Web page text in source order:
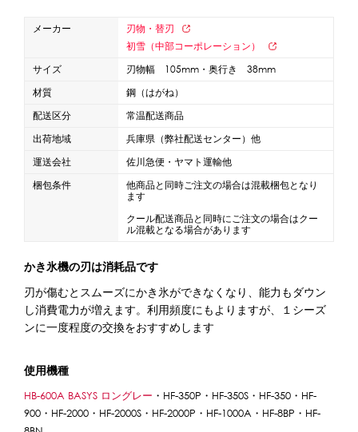
紙カップ プラスチックカップ
フラワーカップ
コップ型カップ
スプーン
スプーンストロー
フローズンドリンク材料
シロップ 冷凍フルーツ
ドリンクカップ・ストロー
ブレンダー・ミキサー
冷凍ストッカー
その他の機器・備品
販促
その他のPRアイテム
台湾かき氷「Snow-kiss（スノーキッス）」
メーカー
刃物・替刃
初雪（中部コーポレーション）
サイズ
刃物幅 105mm・奥行き 38mm
材質
鋼（はがね）
配送区分
常温配送商品
出荷地域
兵庫県（弊社配送センター）他
運送会社
佐川急便・ヤマト運輸他
梱包条件
他商品と同時ご注文の場合は混載梱包となり
ます
クール配送商品と同時にご注文の場合はクー
ル混載となる場合があります
かき氷機の刃は消耗品です
刃が傷むとスムーズにかき氷ができなくなり、能力もダウン
し消費電力が増えます。利用頻度にもよりますが、１シーズ
ンに一度程度の交換をおすすめします
使用機種
HB-600A BASYS ロングレー ・HF-350P・HF-350S・HF-350・HF-
900・HF-2000・HF-2000S・HF-2000P・HF-1000A・HF-8BP・HF-